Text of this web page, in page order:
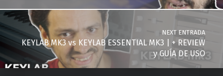
NEXT ENTRADA
KEYLAB MK3 vs KEYLAB ESSENTIAL MK3 | + REVIEW
y GUÍA DE USO